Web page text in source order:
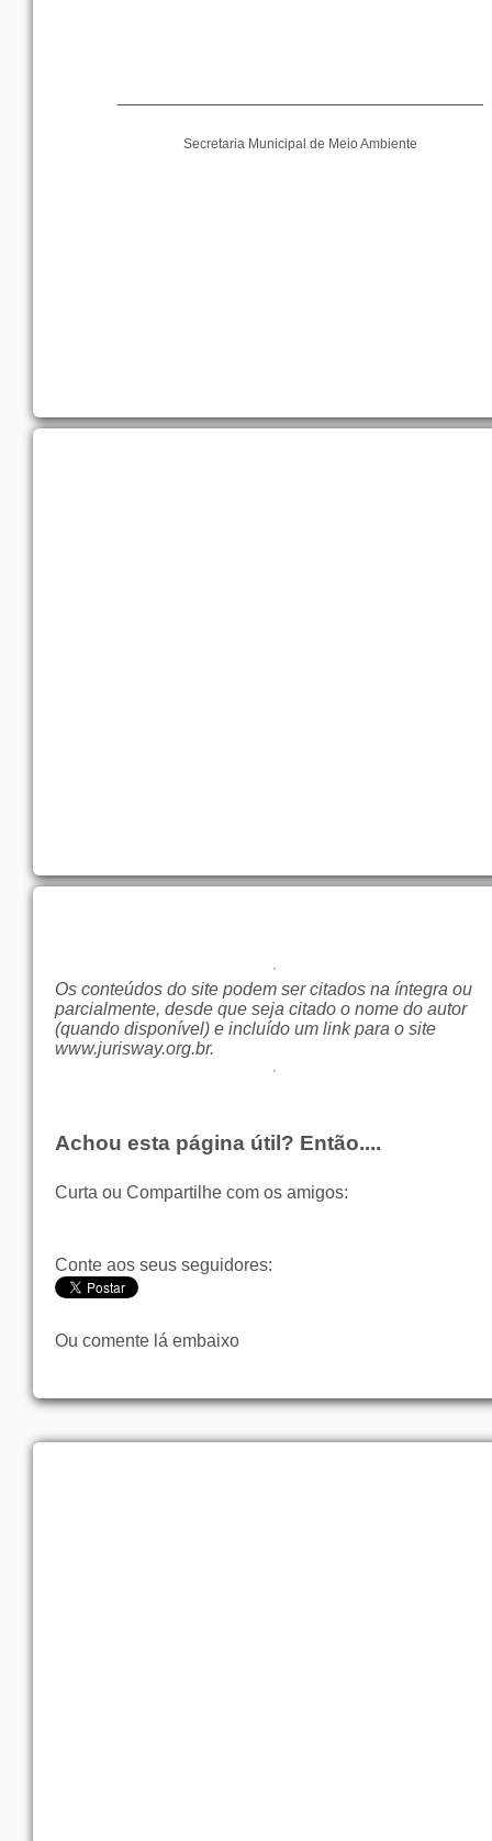
Secretaria Municipal de Meio Ambiente
Os conteúdos do site podem ser citados na íntegra ou
parcialmente, desde que seja citado o nome do autor
(quando disponível) e incluído um link para o site
www.jurisway.org.br.
Achou esta página útil? Então....
Curta ou Compartilhe com os amigos:
Conte aos seus seguidores:
Ou comente lá embaixo